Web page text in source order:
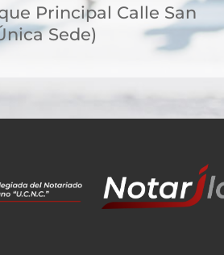
Principal Calle San
Sede)